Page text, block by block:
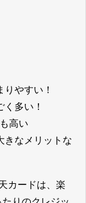
やすい！
多い！
高い
きなメリットな
カードは、楽